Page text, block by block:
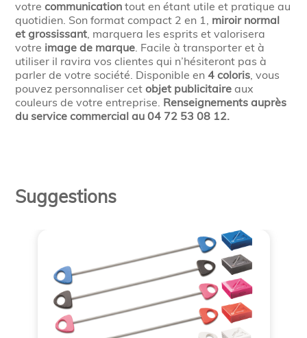
votrecommunication tout en étant utile et pratique au
quotidien. Son format compact 2 en 1, miroir normal
et grossissant, marquera les esprits et valorisera
votre image de marque. Facile à transporter et à
utiliser il ravira vos clientes qui n’hésiteront pas à
parler de votre société. Disponible en4 coloris, vous
pouvez personnaliser cet objet publicitaire aux
couleurs de votre entreprise. Renseignements auprès
du service commercial au 04 72 53 08 12.
Suggestions